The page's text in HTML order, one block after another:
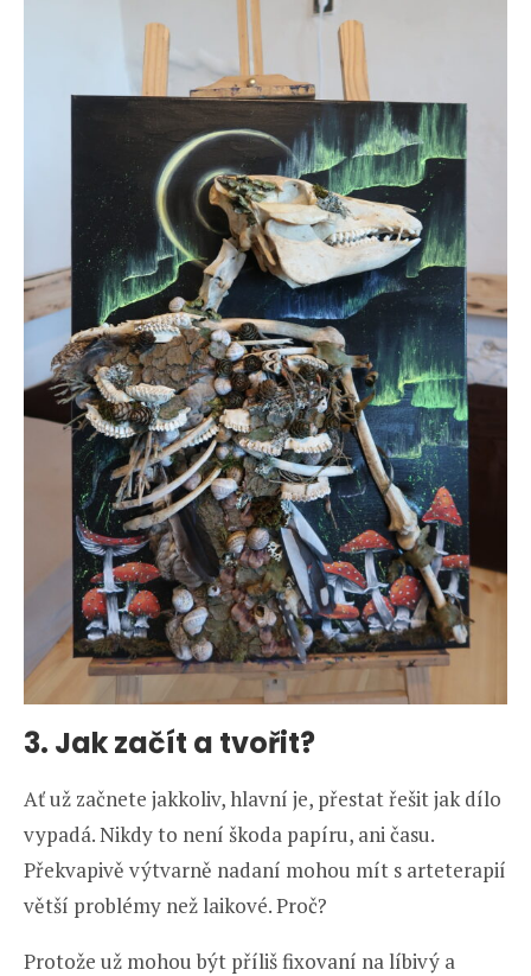
3. Jak začít a tvořit?
Ať už začnete jakkoliv, hlavní je, přestat řešit jak dílo
vypadá. Nikdy to není škoda papíru, ani času.
Překvapivě výtvarně nadaní mohou mít s arteterapií
větší problémy než laikové. Proč?
Protože už mohou být příliš fixovaní na líbivý a